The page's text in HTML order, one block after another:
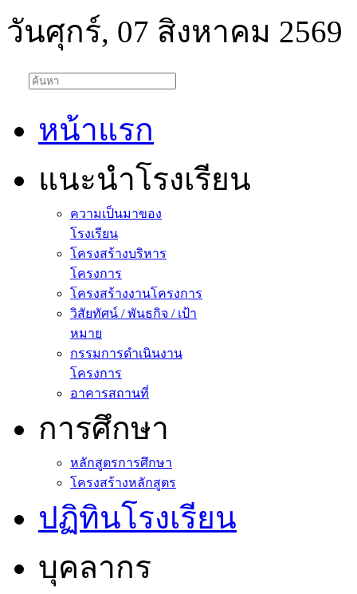
วันศุกร์, 07 สิงหาคม 2569
หน้าแรก
แนะนำโรงเรียน
ความเป็นมาของ
โรงเรียน
โครงสร้างบริหาร
โครงการ
โครงสร้างงานโครงการ
วิสัยทัศน์ / พันธกิจ / เป้า
หมาย
กรรมการดำเนินงาน
โครงการ
อาคารสถานที่
การศึกษา
หลักสูตรการศึกษา
โครงสร้างหลักสูตร
ปฏิทินโรงเรียน
บุคลากร